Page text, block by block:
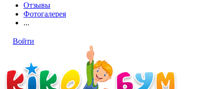
Отзывы
Фотогалерея
...
Войти